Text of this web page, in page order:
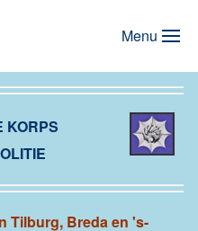
Menu
KORPS
Tilburg, Breda en 's-